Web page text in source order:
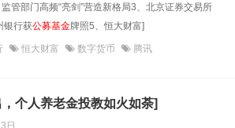
管部门高频“亮剑”营造新格局3、北京证券交易所
银行获公募基金牌照5、恒大财富]
恒大财富 数字货币 腾讯
个人养老金投教如火如荼]
日